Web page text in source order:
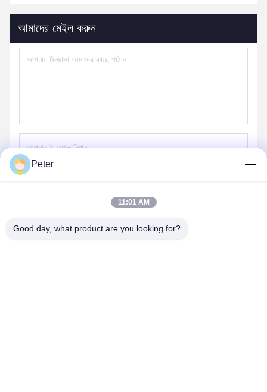
আমাদের মেইল ​​করুন
পাঠান
Peter
11:01 AM
Good day, what product are you looking for?